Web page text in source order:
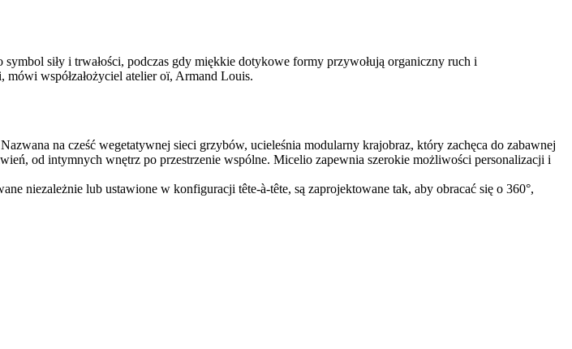
siły i trwałości, podczas gdy miękkie dotykowe formy przywołują organiczny ruch i
współzałożyciel atelier oï, Armand Louis.
na cześć wegetatywnej sieci grzybów, ucieleśnia modularny krajobraz, który zachęca do zabawnej
od intymnych wnętrz po przestrzenie wspólne. Micelio zapewnia szerokie możliwości personalizacji i
niezależnie lub ustawione w konfiguracji tête-à-tête, są zaprojektowane tak, aby obracać się o 360°,